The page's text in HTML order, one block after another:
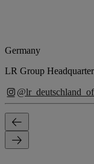
Germany
LR Group Headquarter